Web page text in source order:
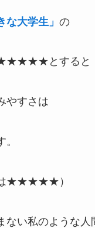
な大学生」 の
★★★★★とすると
やすさは
は★★★★★）
ない私のような人